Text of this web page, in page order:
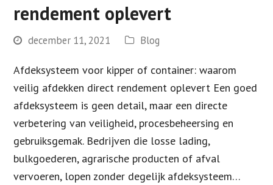
rendement oplevert
december 11, 2021 Blog
Afdeksysteem voor kipper of container: waarom
veilig afdekken direct rendement oplevert Een goed
afdeksysteem is geen detail, maar een directe
verbetering van veiligheid, procesbeheersing en
gebruiksgemak. Bedrijven die losse lading,
bulkgoederen, agrarische producten of afval
vervoeren, lopen zonder degelijk afdeksysteem…